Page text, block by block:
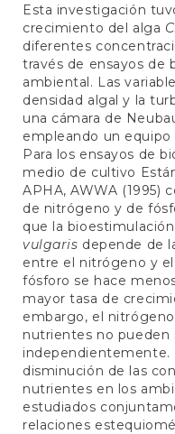
Esta investigación
crecimiento del alga
diferentes
través de ensayos de
ambiental. Las
densidad algal y la
una cámara de
empleando un equipo
Para los ensayos de
medio de cultivo
APHA, AWWA (1995)
de nitrógeno y de
que la
vulgaris depende de
entre el nitrógeno y
fósforo se hace
mayor tasa de
embargo, el
nutrientes no pueden
independientemente.
disminución de las
nutrientes en los
estudiados
relaciones